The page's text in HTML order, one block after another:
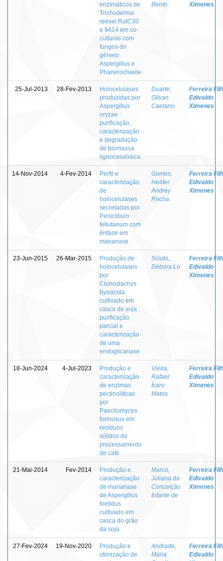
enzimáticos de
Trichoderma
reesei RutC30
e 9414 em co-
culturas com
fungos do
gênero
Aspergillus e
Phanerochaete
Bento
Ximenes
25-Jul-2013 28-Fev-2013
Holocelulases
produzidas por
Aspergillus
oryzae :
purificação,
caracterização
e degradação
de biomassa
lignocelulósica
Duarte,
Gilvan
Caetano
Ferreira
Edivaldo
Ximenes
14-Nov-2014 4-Fev-2014
Perfil e
caracterização
de
holocelulases
secretadas por
Penicillium
fellutanum com
ênfase em
mananase
Gomes,
Helder
Andrey
Rocha
Ferreira
Edivaldo
Ximenes
23-Jun-2015 26-Mar-2015
Produção de
holocelulases
por
Clonostachys
byssicola
cultivado em
casca de soja :
purificação
parcial e
caracterização
de uma
endoglicanase
Sciuto,
Débora Lo
Ferreira
Edivaldo
Ximenes
18-Jun-2024 4-Jul-2023
Produção e
caracterização
de enzimas
pectinolíticas
por
Paecilomyces
formosus em
resíduos
sólidos do
processamento
de café
Vieira,
Rafael
Ícaro
Matos
Ferreira
Edivaldo
Ximenes
21-Mai-2014 Fev-2014
Produção e
caracterização
de mananase
de Aspergillus
foetidus
cultivado em
casca do grão
da soja
Marco,
Juliana da
Conceição
Infante de
Ferreira
Edivaldo
Ximenes
27-Fev-2024 19-Nov-2020
Produção e
otimização de
Andrade,
Maria
Ferreira
Edivaldo